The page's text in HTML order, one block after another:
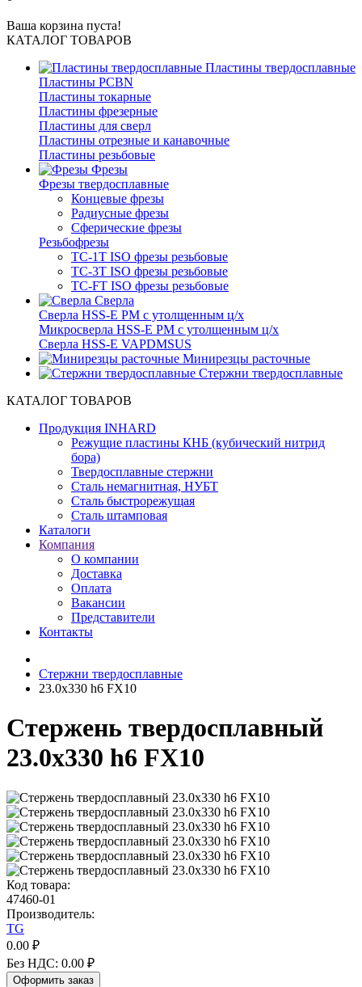
Ваша корзина пуста!
КАТАЛОГ ТОВАРОВ
Пластины твердосплавные
Пластины PCBN
Пластины токарные
Пластины фрезерные
Пластины для сверл
Пластины отрезные и канавочные
Пластины резьбовые
Фрезы
Фрезы твердосплавные
Концевые фрезы
Радиусные фрезы
Сферические фрезы
Резьбофрезы
TC-1T ISO фрезы резьбовые
TC-3T ISO фрезы резьбовые
TC-FT ISO фрезы резьбовые
Сверла
Cверла HSS-E PM c утолщенным ц/х
Микросверла HSS-E PM c утолщенным ц/х
Сверла HSS-E VAPDMSUS
Минирезцы расточные
Cтержни твердосплавные
КАТАЛОГ ТОВАРОВ
Продукция INHARD
Режущие пластины КНБ (кубический нитрид
бора)
Твердосплавные стержни
Сталь немагнитная, НУБТ
Сталь быстрорежущая
Сталь штамповая
Каталоги
Компания
О компании
Доставка
Оплата
Вакансии
Представители
Контакты
Cтержни твердосплавные
23.0х330 h6 FX10
Стержень твердосплавный
23.0х330 h6 FX10
Код товара:
47460-01
Производитель:
TG
0.00 ₽
Без НДС: 0.00 ₽
Оформить заказ